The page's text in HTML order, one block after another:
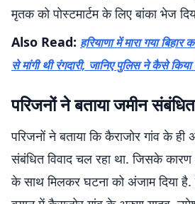
मृतक को पोस्टमार्टम के लिए बांका भेज
Also Read: हरियाणा में मारा गया
से मांगी थी रंगदारी, जानिए पुलिस ने कैसे
परिजनों ने बताया जमीन
परिजनों ने बताया कि कैराजोर गांव के
संबंधित विवाद चल रहा था. जिसके
के साथ मिलकर घटना को अंजाम दिया